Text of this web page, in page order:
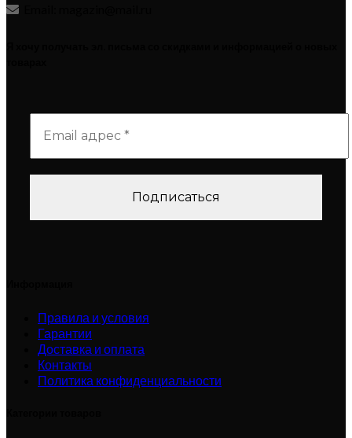
Правила и условия
Гарантии
Доставка и оплата
Контакты
Политика конфиденциальности